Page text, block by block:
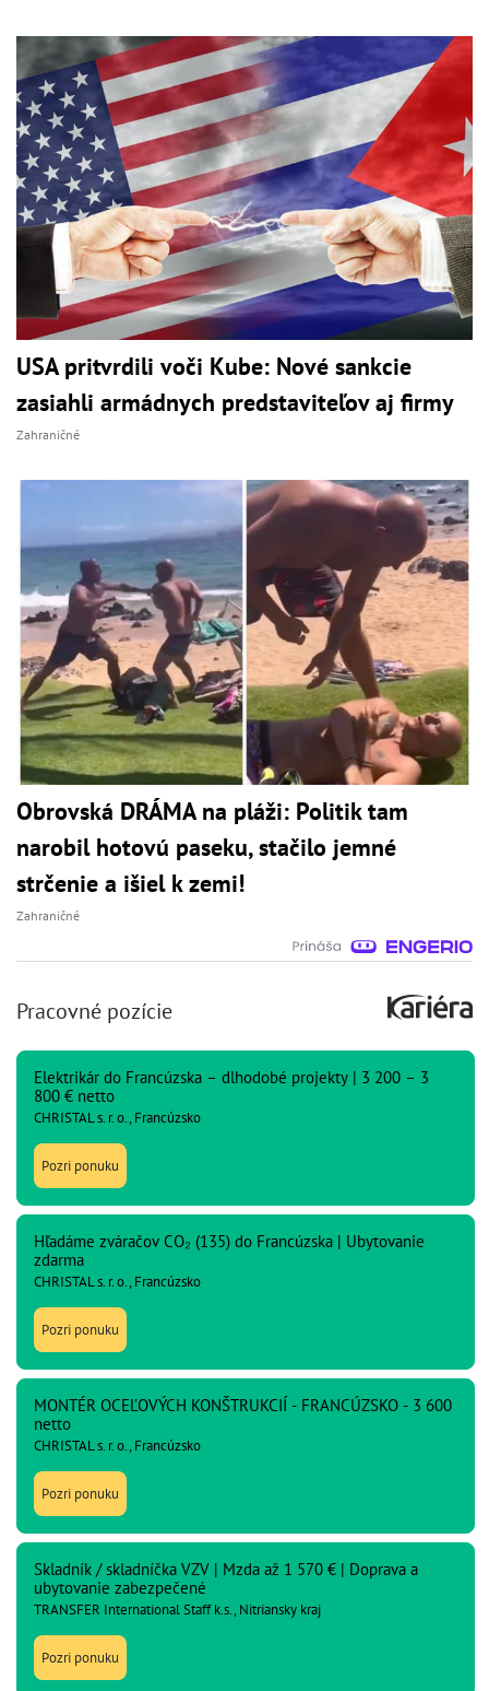
USA pritvrdili voči Kube: Nové sankcie
zasiahli armádnych predstaviteľov aj firmy
Zahraničné
Obrovská DRÁMA na pláži: Politik tam
narobil hotovú paseku, stačilo jemné
strčenie a išiel k zemi!
Zahraničné
Pracovné pozície
Elektrikár do Francúzska – dlhodobé projekty | 3 200 – 3
800 € netto
CHRISTAL s. r. o., Francúzsko
Pozri ponuku
Hľadáme zváračov CO₂ (135) do Francúzska | Ubytovanie
zdarma
CHRISTAL s. r. o., Francúzsko
Pozri ponuku
MONTÉR OCEĽOVÝCH KONŠTRUKCIÍ - FRANCÚZSKO - 3 600
netto
CHRISTAL s. r. o., Francúzsko
Pozri ponuku
Skladník / skladníčka VZV | Mzda až 1 570 € | Doprava a
ubytovanie zabezpečené
TRANSFER International Staff k.s., Nitriansky kraj
Pozri ponuku